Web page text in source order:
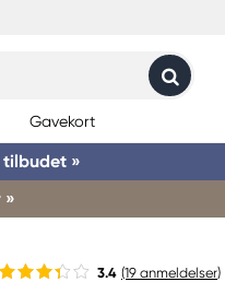
Gavekort
tilbudet »
»
3.4 (19 anmeldelser)